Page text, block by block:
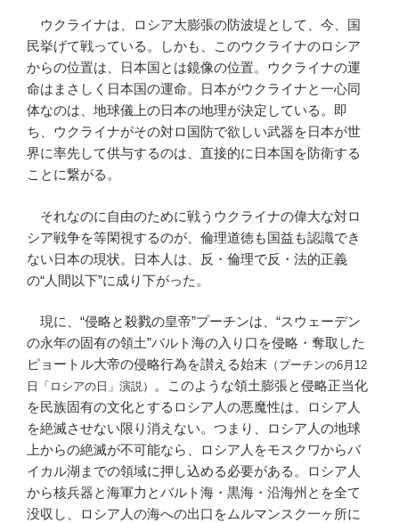
ウクライナは、ロシア大膨張の防波堤として、今、国
民挙げて戦っている。しかも、このウクライナのロシア
からの位置は、日本国とは鏡像の位置。ウクライナの運
命はまさしく日本国の運命。日本がウクライナと一心同
体なのは、地球儀上の日本の地理が決定している。即
ち、ウクライナがその対ロ国防で欲しい武器を日本が世
界に率先して供与するのは、直接的に日本国を防衛する
ことに繋がる。
それなのに自由のために戦うウクライナの偉大な対ロ
シア戦争を等閑視するのが、倫理道徳も国益も認識でき
ない日本の現状。日本人は、反・倫理で反・法的正義
の“人間以下”に成り下がった。
現に、“侵略と殺戮の皇帝”プーチンは、“スウェーデン
の永年の固有の領土”バルト海の入り口を侵略・奪取した
ピョートル大帝の侵略行為を讃える始末 （プーチンの6月12
日「ロシアの日」演説） 。このような領土膨張と侵略正当化
を民族固有の文化とするロシア人の悪魔性は、ロシア人
を絶滅させない限り消えない。つまり、ロシア人の地球
上からの絶滅が不可能なら、ロシア人をモスクワからバ
イカル湖までの領域に押し込める必要がある。ロシア人
から核兵器と海軍力とバルト海・黒海・沿海州とを全て
没収し、ロシア人の海への出口をムルマンスク一ヶ所に